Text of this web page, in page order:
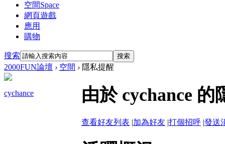
空間Space
網頁遊戲
應用
購物
搜索 搜索
2000FUN論壇 › 空間 › 隱私提醒
cychance 由於 cychance
查看好友列表 |加為好友 |打個招呼 |發送